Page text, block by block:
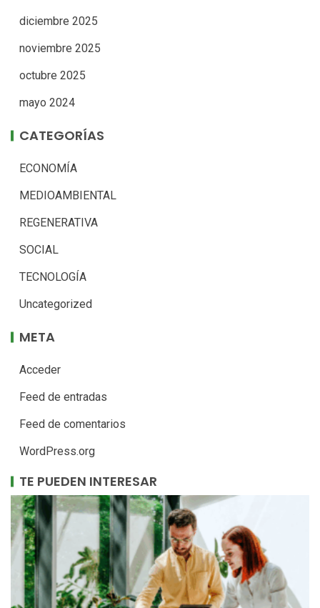
diciembre 2025
noviembre 2025
octubre 2025
mayo 2024
CATEGORÍAS
ECONOMÍA
MEDIOAMBIENTAL
REGENERATIVA
SOCIAL
TECNOLOGÍA
Uncategorized
META
Acceder
Feed de entradas
Feed de comentarios
WordPress.org
TE PUEDEN INTERESAR